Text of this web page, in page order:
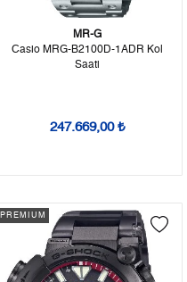
MR-G
Casio MRG-B2100D-1ADR Kol
Saati
247.669,00 ₺
PREMIUM